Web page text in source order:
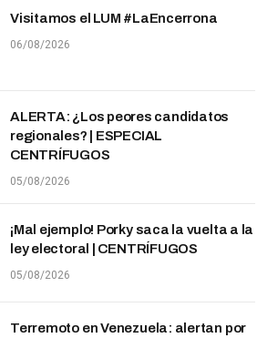
Visitamos el LUM #LaEncerrona
06/08/2026
ALERTA: ¿Los peores candidatos
regionales? | ESPECIAL
CENTRÍFUGOS
05/08/2026
¡Mal ejemplo! Porky saca la vuelta a la
ley electoral | CENTRÍFUGOS
05/08/2026
Terremoto en Venezuela: alertan por